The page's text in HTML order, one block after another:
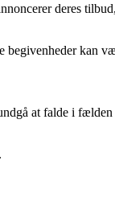
deres
kan
at falde i